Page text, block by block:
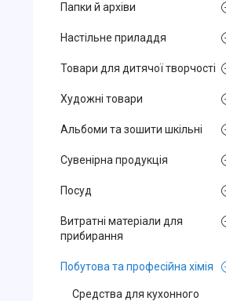
Папки й архіви
Настільне приладдя
Товари для дитячої творчості
Художні товари
Альбоми та зошити шкільні
Сувенірна продукція
Посуд
Витратні матеріали для
прибирання
Побутова та професійна хімія
Средства для кухонного